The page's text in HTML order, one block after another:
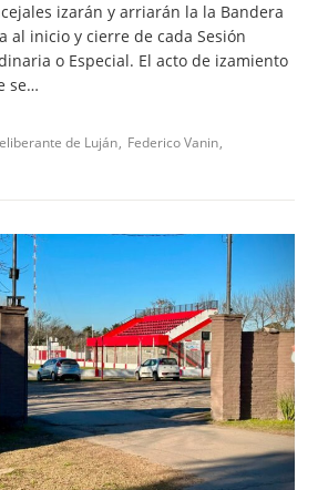
izarán y arriarán la la Bandera
al inicio y cierre de cada Sesión
o Especial. El acto de izamiento
se…
de Luján Federico Vanin